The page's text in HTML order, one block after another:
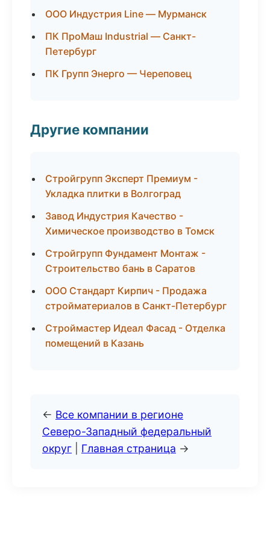
ООО Индустрия Line — Мурманск
ПК ПроМаш Industrial — Санкт-
Петербург
ПК Групп Энерго — Череповец
Другие компании
Стройгрупп Эксперт Премиум -
Укладка плитки в Волгоград
Завод Индустрия Качество -
Химическое производство в Томск
Стройгрупп Фундамент Монтаж -
Строительство бань в Саратов
ООО Стандарт Кирпич - Продажа
стройматериалов в Санкт-Петербург
Строймастер Идеал Фасад - Отделка
помещений в Казань
← Все компании в регионе
Северо-Западный федеральный
округ
Главная страница →